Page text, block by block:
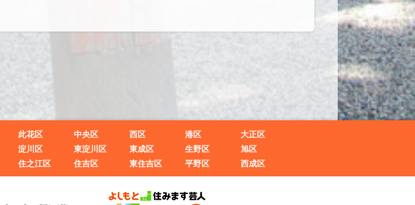
此花区 中央区 西区 港区
大正区
淀川区 東淀川区 東成区 生野区
旭区
住之江区 住吉区 東住吉区 平野区 西成区